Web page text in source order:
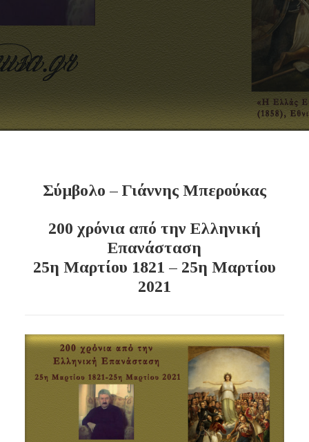
Σύμβολο – Γιάννης Μπερούκας
200 χρόνια από την Ελληνική
Επανάσταση
25η Μαρτίου 1821 – 25η Μαρτίου
2021